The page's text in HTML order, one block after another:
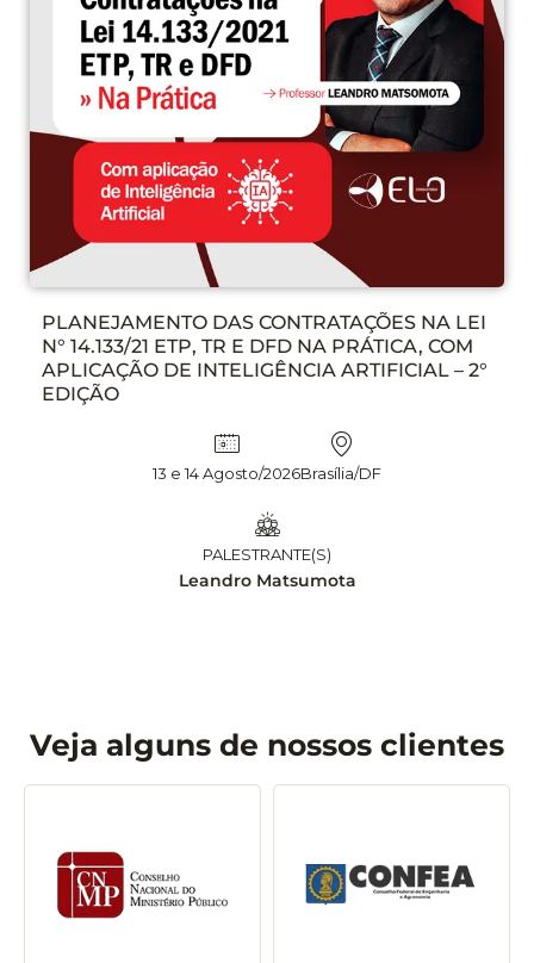
PLANEJAMENTO DAS CONTRATAÇÕES NA LEI
N° 14.133/21 ETP, TR E DFD NA PRÁTICA, COM
APLICAÇÃO DE INTELIGÊNCIA ARTIFICIAL – 2°
EDIÇÃO
13 e 14 Agosto/2026Brasília/DF
PALESTRANTE(S)
Leandro Matsumota
Veja alguns de nossos clientes